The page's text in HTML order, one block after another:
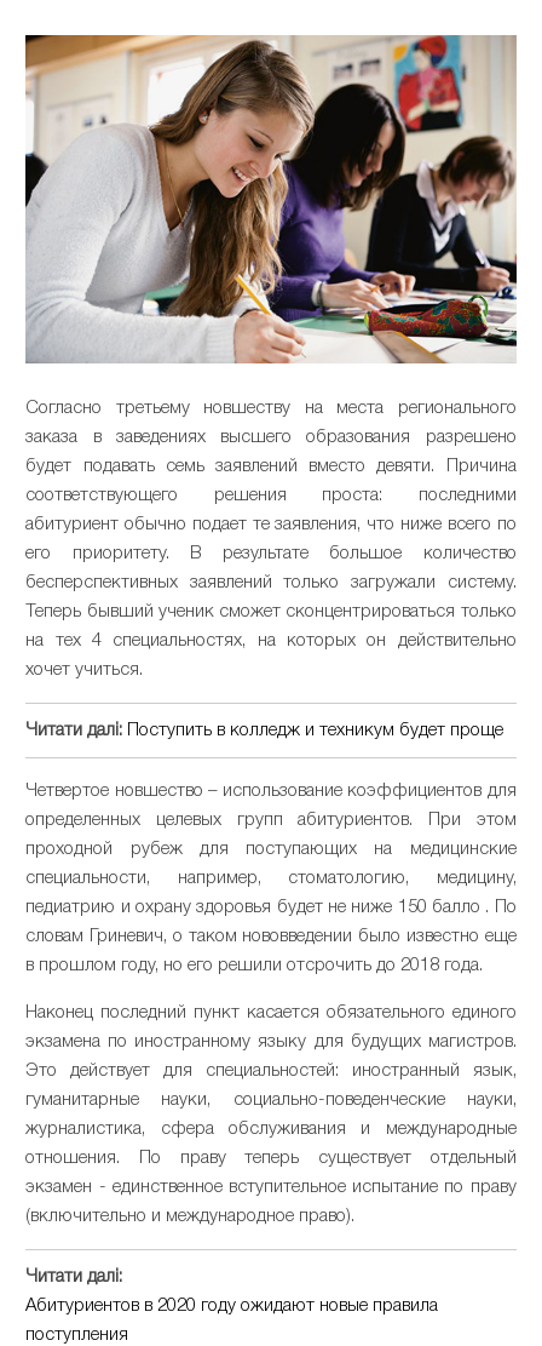
Согласно третьему новшеству на места регионального
заказа в заведениях высшего образования разрешено
будет подавать семь заявлений вместо девяти. Причина
соответствующего решения проста: последними
абитуриент обычно подает те заявления, что ниже всего по
его приоритету. В результате большое количество
бесперспективных заявлений только загружали систему.
Теперь бывший ученик сможет сконцентрироваться только
на тех 4 специальностях, на которых он действительно
хочет учиться.
Читати далі: Поступить в колледж и техникум будет проще
Четвертое новшество – использование коэффициентов для
определенных целевых групп абитуриентов. При этом
проходной рубеж для поступающих на медицинские
специальности, например, стоматологию, медицину,
педиатрию и охрану здоровья будет не ниже 150 балло . По
словам Гриневич, о таком нововведении было известно еще
в прошлом году, но его решили отсрочить до 2018 года.
Наконец последний пункт касается обязательного единого
экзамена по иностранному языку для будущих магистров.
Это действует для специальностей: иностранный язык,
гуманитарные науки, социально-поведенческие науки,
журналистика, сфера обслуживания и международные
отношения. По праву теперь существует отдельный
экзамен - единственное вступительное испытание по праву
(включительно и международное право).
Читати далі:
Абитуриентов в 2020 году ожидают новые правила
поступления